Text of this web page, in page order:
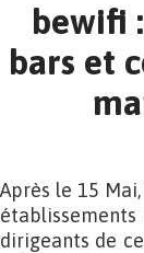
bewifi
bars et
Après le 15
dirigeants de